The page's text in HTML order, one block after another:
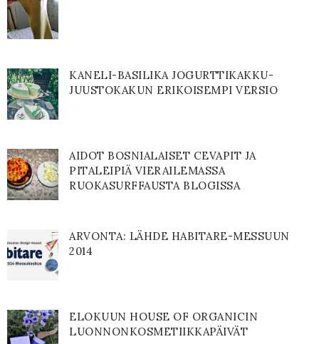
KANELI-BASILIKA JOGURTTIKAKKU-
JUUSTOKAKUN ERIKOISEMPI VERSIO
AIDOT BOSNIALAISET CEVAPIT JA
PITALEIPIÄ VIERAILEMASSA
RUOKASURFFAUSTA BLOGISSA
ARVONTA: LÄHDE HABITARE-MESSUUN
2014
ELOKUUN HOUSE OF ORGANICIN
LUONNONKOSMETIIKKAPÄIVÄT